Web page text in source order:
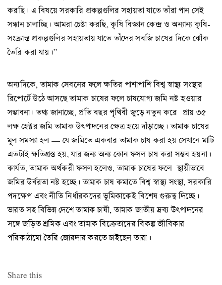
করছি। এ বিষয়ে সরকারি প্রকল্পগুলির সহায়তা যাতে তাঁরা পান সেই
সন্ধান চালাচ্ছি। আমরা চেষ্টা করছি, কৃষি বিজ্ঞান কেন্দ্র ও অন্যান্য কৃষি-
সংক্রান্ত প্রকল্পগুলির সহায়তায় যাতে তাঁদের সবজি চাষের দিকে ঝোঁক
তৈরি করা যায়।”
অন্যদিকে, তামাক সেবনের ফলে ক্ষতির পাশাপাশি বিশ্ব স্বাস্থ্য সংস্থার
রিপোর্টে উঠে আসছে তামাক চাষের ফলে চাষযোগ্য জমি নষ্ট হওয়ার
সম্ভাবনা। তথ্য জানাচ্ছে, প্রতি বছর পৃথিবী জুড়ে নতুন করে প্রায় ৩৫
লক্ষ হেক্টর জমি তামাক উৎপাদনের ক্ষেত্র হয়ে দাঁড়াচ্ছে। তামাক চাষের
মূল সমস্যা হল — যে জমিতে একবার তামাক চাষ করা হয় সেখানে মাটি
এতটাই ক্ষতিগ্রস্ত হয়, যার জন্য অন্য কোন ফসল চাষ করা সম্ভব হয়না।
কার্যত, তামাক অর্থকরী ফসল হলেও, তামাক চাষের ফলে স্থায়ীভাবে
জমির উর্বরতা নষ্ট হচ্ছে। তামাক চাষ কমাতে বিশ্ব স্বাস্থ্য সংস্থা, সরকারি
পদক্ষেপ এবং নীতি নির্ধারকদের ভূমিকাকেই বিশেষ গুরুত্ব দিচ্ছে।
ভারত সহ বিভিন্ন দেশে তামাক চাষী, তামাক জাতীয় দ্রব্য উৎপাদনের
সঙ্গে জড়িত শ্রমিক এবং তামাক বিক্রেতাদের বিকল্প জীবিকার
পরিকাঠামো তৈরি জোরদার করতে চাইছেন তারা।
Share this